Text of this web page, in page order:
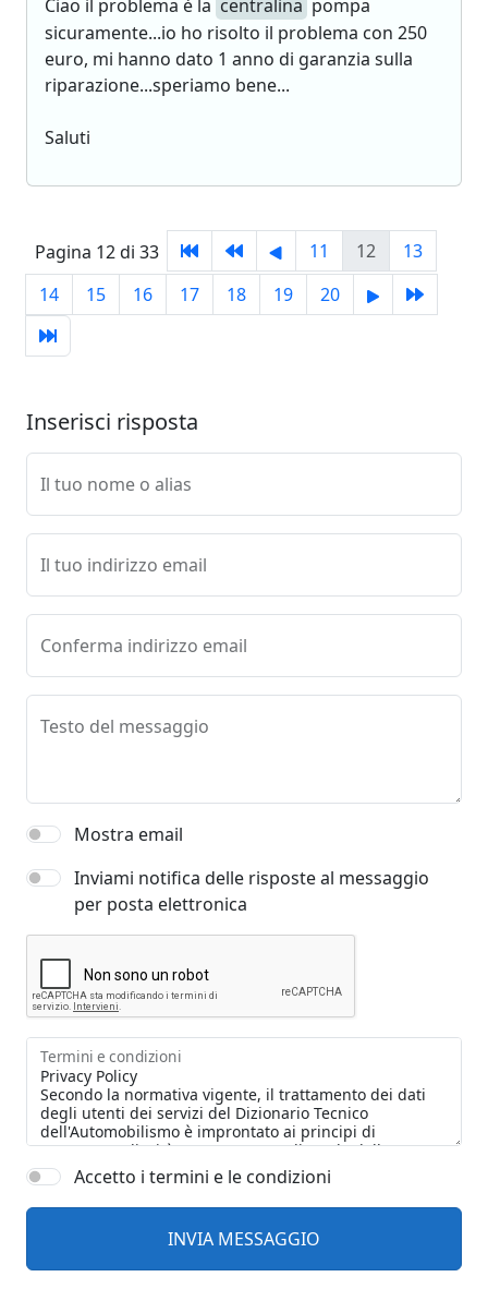
Ciao il problema è la centralina pompa
sicuramente...io ho risolto il problema con 250
euro, mi hanno dato 1 anno di garanzia sulla
riparazione...speriamo bene...
Saluti
Pagina 12 di 33 11 12
13
14
15 16 17 18 19 20
Inserisci risposta
Il tuo nome o alias
Il tuo indirizzo email
Conferma indirizzo email
Testo del messaggio
Mostra email
Inviami notifica delle risposte al messaggio
per posta elettronica
Termini e condizioni
Accetto i termini e le condizioni